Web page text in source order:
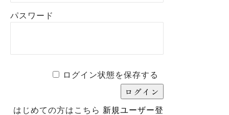
パスワード
ログイン状態を保存する
はじめての方はこちら 新規ユーザー登